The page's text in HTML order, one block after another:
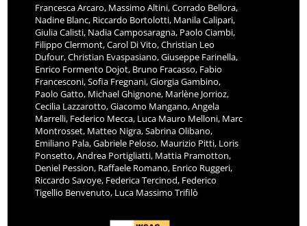
Francesca Arcaro, Massimo Altini, Corrado Bellora,
Nadine Blanc, Riccardo Bortolotti, Manila Calipari,
Giulia Calisti, Nadia Camposaragna, Paolo Ciambi,
Filippo Clermont, Carol Di Vito, Christian Leo
Dufour, Christian Evaspasiano, Giuseppe Farinella,
Enrico Formento Dojot, Bruno Fracasso, Fabio
Francesconi, Sofia Fregnani, Giorgia Gambino,
Paolo Gatto, Michael Ghignone, Marlène Jorrioz,
Cecilia Lazzarotto, Giacomo Mangano, Angela
Marrelli, Federico Mecca, Luca Mauro Melloni, Marc
Montrosset, Matteo Nigra, Sabrina Olibano,
Emiliano Pala, Gabriele Peloso, Maurizio Pitti, Loris
Ponsetto, Andrea Portigliatti, Mattia Pramotton,
Deniel Pession, Raffaele Romano, Enrico Ruggeri,
Riccardo Savoye, Federica Tercinod, Federico
Tigellio Benvenuto, Luca Massimo Trifilò